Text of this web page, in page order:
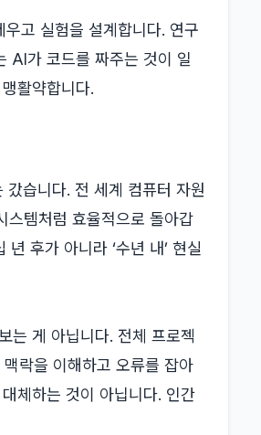
고 실험을 설계합니다. 연구
AI가 코드를 짜주는 것이 일
활약합니다.
습니다. 전 세계 컴퓨터 자원
스템처럼 효율적으로 돌아갑
후가 아니라 ‘수년 내’ 현실
는 게 아닙니다. 전체 프로젝
락을 이해하고 오류를 잡아
체하는 것이 아닙니다. 인간